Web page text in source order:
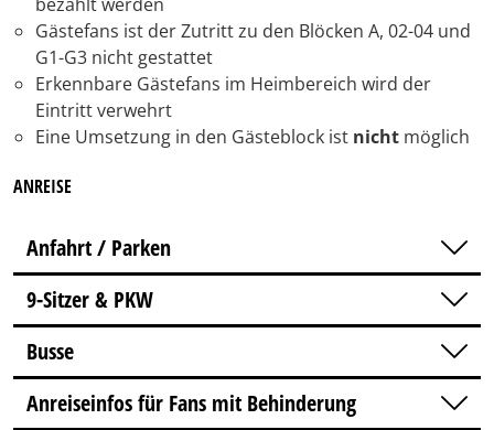
Gästefans ist der Zutritt zu den Blöcken A, 02-04 und
G1-G3 nicht gestattet
Erkennbare Gästefans im Heimbereich wird der
Eintritt verwehrt
Eine Umsetzung in den Gästeblock ist nicht möglich
ANREISE
Anfahrt / Parken
9-Sitzer & PKW
Busse
Anreiseinfos für Fans mit Behinderung